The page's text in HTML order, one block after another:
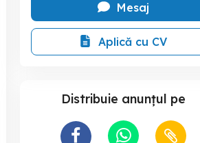
Mesaj
Aplică cu CV
Distribuie anunțul pe